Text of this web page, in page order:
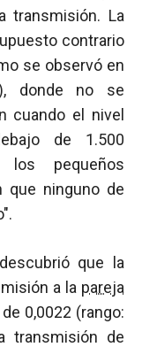
transmisión. La
contrario
se observó en
donde no se
cuando el nivel
de 1.500
los pequeños
que ninguno de
que la
a la pareja
0,0022 (rango:
transmisión de